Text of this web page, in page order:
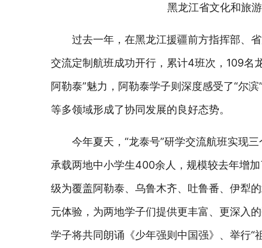
黑龙江省文化和旅
过去一年，在黑龙江援疆前方指挥部、
交流定制航班成功开行，累计4班次，109名
阿勒泰”魅力，阿勒泰学子则深度感受了“尔
等多领域形成了协同发展的良好态势。
今年夏天，“龙泰号”研学交流航班实现
承载两地中小学生400余人，规模较去年增
级为覆盖阿勒泰、乌鲁木齐、吐鲁番、伊犁
元体验，为两地学子们提供更丰富、更深入
学子将共同朗诵《少年强则中国强》、举行